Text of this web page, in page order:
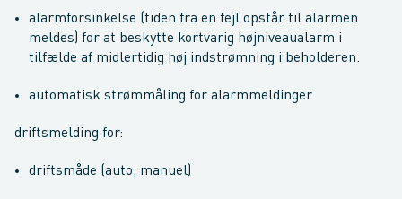
alarmforsinkelse (tiden fra en fejl opstår til alarmen
meldes) for at beskytte kortvarig højniveaualarm i
tilfælde af midlertidig høj indstrømning i beholderen.
automatisk strømmåling for alarmmeldinger
driftsmelding for:
driftsmåde (auto, manuel)